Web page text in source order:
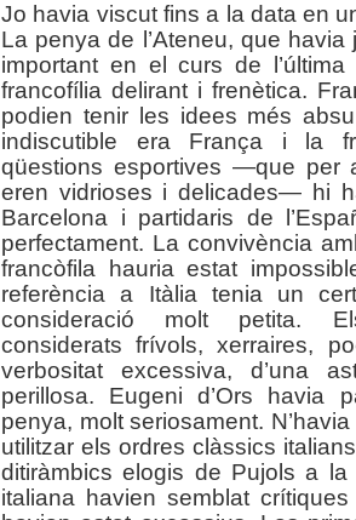
Jo havia viscut fins a la data en
La penya de l’Ateneu, que
important en el curs de l’última
francofília delirant i frenètica.
podien tenir les idees més
indiscutible era França i la
qüestions esportives —que per
eren vidrioses i delicades— hi
Barcelona i partidaris de
perfectament. La convivència
francòfila hauria estat
referència a Itàlia tenia un
consideració molt petita.
considerats frívols, xerraires,
verbositat excessiva, d’una
perillosa. Eugeni d’Ors havia
penya, molt seriosament.
utilitzar els ordres clàssics
ditiràmbics elogis de Pujols a la
italiana havien semblat